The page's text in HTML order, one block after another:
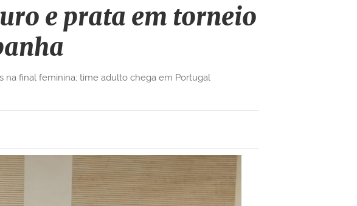
e prata em torneio
na final feminina; time adulto chega em Portugal